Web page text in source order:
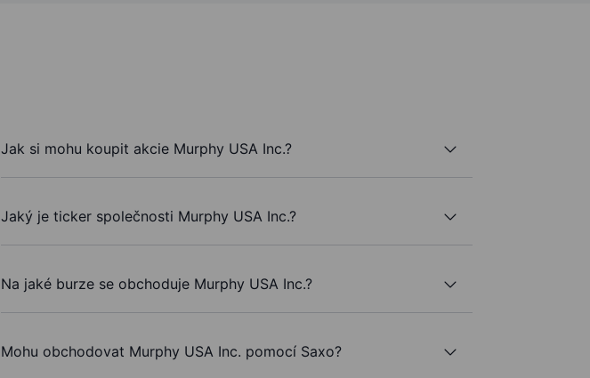
Jak si mohu koupit akcie Murphy USA Inc.?
Jaký je ticker společnosti Murphy USA Inc.?
Na jaké burze se obchoduje Murphy USA Inc.?
Mohu obchodovat Murphy USA Inc. pomocí Saxo?